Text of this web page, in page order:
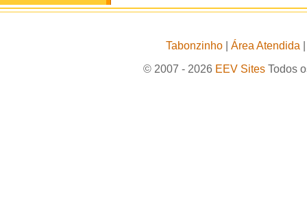
Tabonzinho Área Atendida
© 2007 - 2026 EEV SitesTodos